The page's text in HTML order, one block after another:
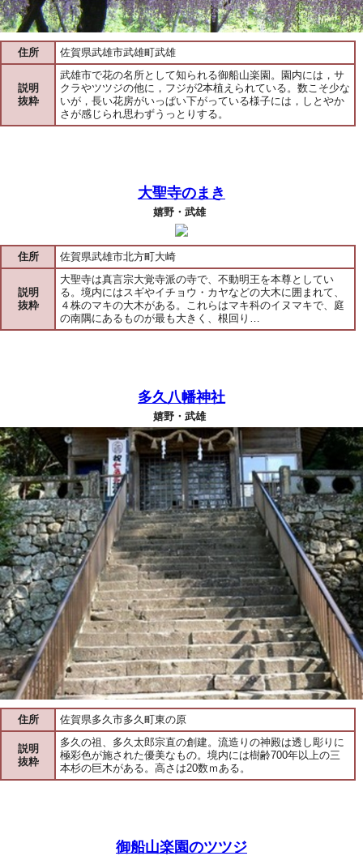
住所 佐賀県武雄市武雄町武雄
説明
抜粋
武雄市で花の名所として知られる御船山楽園。園内には，サ
クラやツツジの他に，フジが2本植えられている。数こそ少な
いが，長い花房がいっぱい下がっている様子には，しとやか
さが感じられ思わずうっとりする。
大聖寺のまき
嬉野・武雄
住所 佐賀県武雄市北方町大崎
説明
抜粋
大聖寺は真言宗大覚寺派の寺で、不動明王を本尊としてい
る。境内にはスギやイチョウ・カヤなどの大木に囲まれて、
４株のマキの大木がある。これらはマキ科のイヌマキで、庭
の南隅にあるものが最も大きく、根回り…
多久八幡神社
嬉野・武雄
住所 佐賀県多久市多久町東の原
説明
抜粋
多久の祖、多久太郎宗直の創建。流造りの神殿は透し彫りに
極彩色が施された優美なもの。境内には樹齢700年以上の三
本杉の巨木がある。高さは20数ｍある。
御船山楽園のツツジ